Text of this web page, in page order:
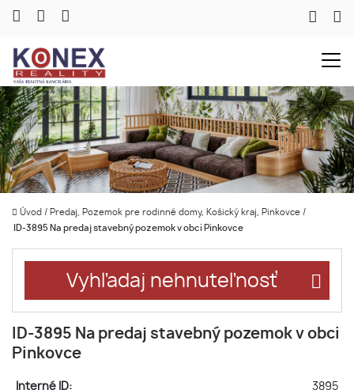
Úvod / Predaj, Pozemok pre rodinné domy, Košický kraj, Pinkovce /
ID-3895 Na predaj stavebný pozemok v obci Pinkovce
Vyhľadaj nehnuteľnosť
ID-3895 Na predaj stavebný pozemok v obci
Pinkovce
Interné ID:
3895